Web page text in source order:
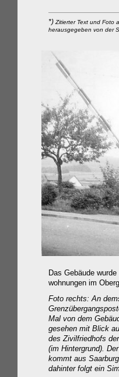
*)Zitierter Text und Foto
herausgegeben von der
Das Gebäude
wohnungen im
Foto rechts: An
Mal von dem
gesehen mit Blick
des Zivilfriedhofs
(im Hintergrund).
kommt aus
dahinter folgt ein